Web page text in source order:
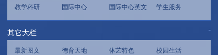
教学科研
国际中心 国际中心英文 学生服务
其它大栏
最新图文 德育天地 体艺特色
校园生活